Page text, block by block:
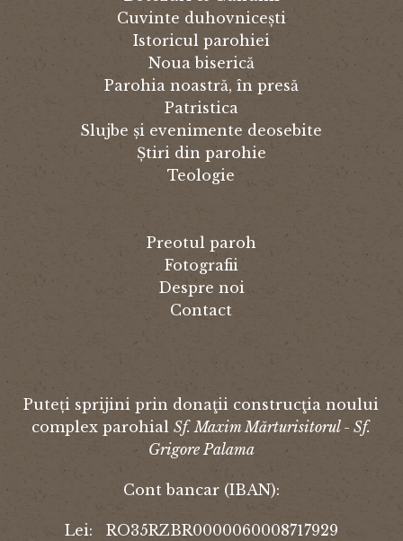
Cuvinte duhovnicești
Istoricul parohiei
Noua biserică
Parohia noastră, în presă
Patristica
Slujbe și evenimente deosebite
Știri din parohie
Teologie
Preotul paroh
Fotografii
Despre noi
Contact
Puteți sprijini prin donaţii construcţia noului
complex parohialSf. Maxim Mărturisitorul - Sf.
Grigore Palama
Cont bancar (IBAN):
Lei: RO35RZBR0000060008717929